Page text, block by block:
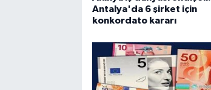
Antalya'da 6 şirket için
konkordato kararı